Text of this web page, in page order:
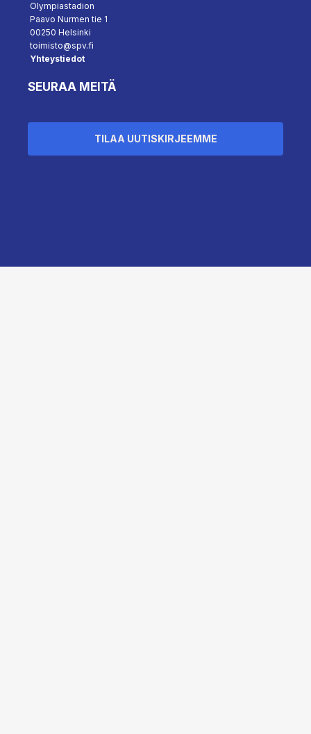
Olympiastadion
Paavo Nurmen tie 1
00250 Helsinki
toimisto@spv.fi
Yhteystiedot
SEURAA MEITÄ
TILAA UUTISKIRJEEMME